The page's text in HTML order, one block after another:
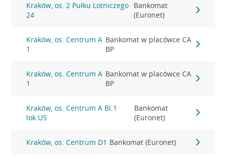
Kraków, os. 2 Pułku Lotniczego
24
Bankomat
(Euronet)
Kraków, os. Centrum A
1
Bankomat w placówce CA
BP
Kraków, os. Centrum A
1
Bankomat w placówce CA
BP
Kraków, os. Centrum A Bl.1
lok.U5
Bankomat
(Euronet)
Kraków, os. Centrum D1 Bankomat (Euronet)